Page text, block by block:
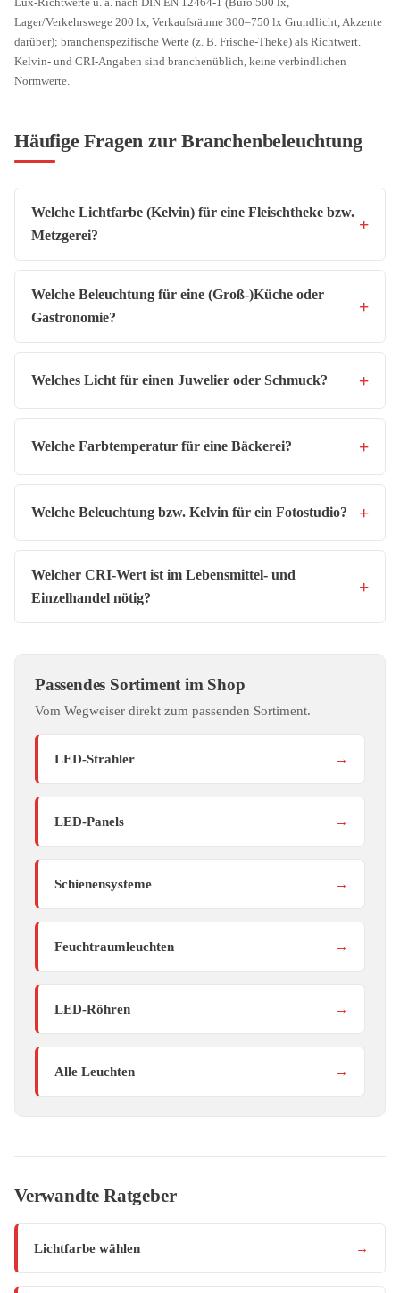
Lager/Verkehrswege 200 lx, Verkaufsräume 300–750 lx Grundlicht, Akzente
darüber); branchenspezifische Werte (z. B. Frische-Theke) als Richtwert.
Kelvin- und CRI-Angaben sind branchenüblich, keine verbindlichen
Normwerte.
Häufige Fragen zur Branchenbeleuchtung
Welche Lichtfarbe (Kelvin) für eine Fleischtheke bzw.
Metzgerei?
Welche Beleuchtung für eine (Groß-)Küche oder
Gastronomie?
Welches Licht für einen Juwelier oder Schmuck?
Welche Farbtemperatur für eine Bäckerei?
Welche Beleuchtung bzw. Kelvin für ein Fotostudio?
Welcher CRI-Wert ist im Lebensmittel- und
Einzelhandel nötig?
Passendes Sortiment im Shop
Vom Wegweiser direkt zum passenden Sortiment.
LED-Strahler →
LED-Panels →
Schienensysteme →
Feuchtraumleuchten →
LED-Röhren →
Alle Leuchten →
Verwandte Ratgeber
Lichtfarbe wählen →